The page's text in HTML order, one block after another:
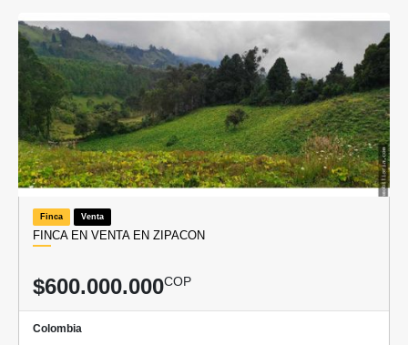
Finca Venta
FINCA EN VENTA EN ZIPACON
$600.000.000COP
Colombia